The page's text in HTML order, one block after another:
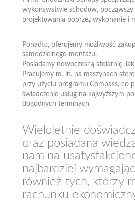
wykonawstwie schodów,
projektowania poprzez wykonanie i
Ponadto, oferujemy możliwość
samodzielnego montażu.
Posiadamy nowoczesną stolarnię,
Pracujemy m. in. na maszynach
przy użyciu programu Compass, co
świadczenie usług na najwyższym
dogodnych terminach.
Wieloletnie
oraz posiadana
nam na
najbardziej
również tych, którzy
rachunku